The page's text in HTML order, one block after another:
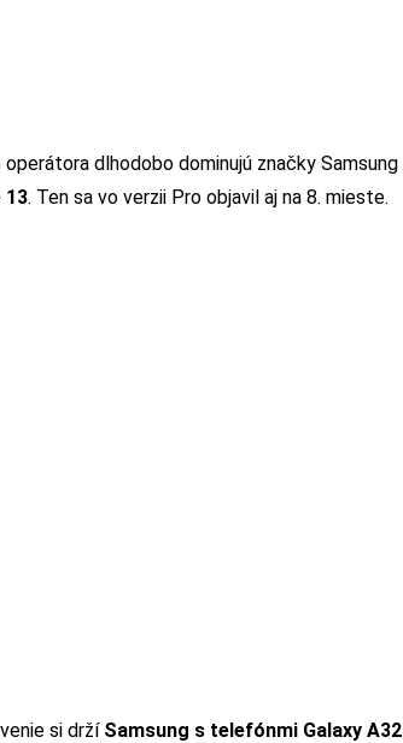
dlhodobo dominujú značky Samsung
13. Ten sa vo verzii Pro objavil aj na 8. mieste.
si drží Samsung s telefónmi Galaxy A32